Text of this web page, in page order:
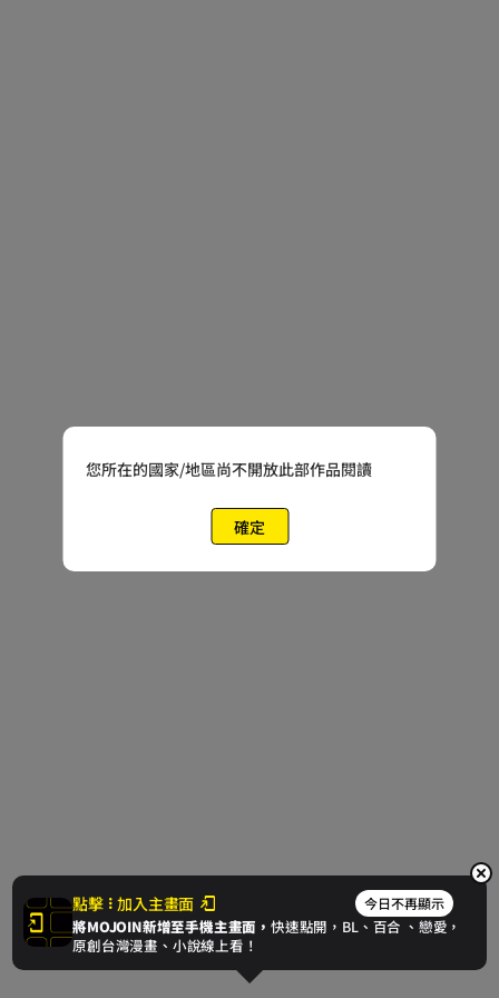
您所在的國家/地區尚不開放此部作品閱讀
確定
點擊 加入主畫面 今日不再顯示
將MOJOIN新增至手機主畫面，快速點開，BL、 百合 、戀愛，
原創台灣漫畫、小說線上看！